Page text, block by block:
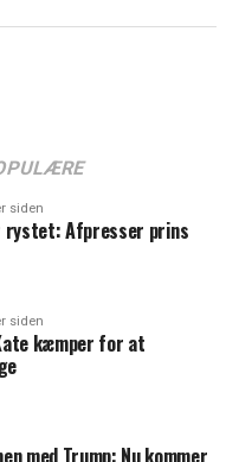
siden
rystet: Afpresser prins
siden
kæmper for at